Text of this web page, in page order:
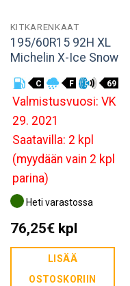
KITKARENKAAT
195/60R15 92H XL
Michelin X-Ice Snow
C F 69
Valmistusvuosi: VK
29. 2021
Saatavilla: 2 kpl
(myydään vain 2 kpl
parina)
Heti varastossa
76,25€kpl
LISÄÄ
OSTOSKORIIN